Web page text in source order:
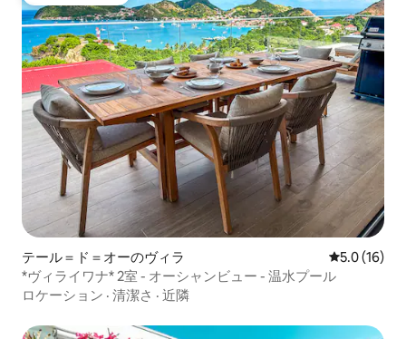
テール＝ド＝オーのヴィラ レビュー16
5.0 (16)
*ヴィライワナ* 2室 - オーシャンビュー - 温水プール
ロケーション · 清潔さ · 近隣